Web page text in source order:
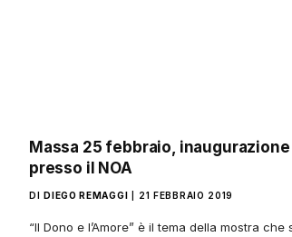
Massa 25 febbraio,
presso il NOA
DI DIEGO REMAGGI 21 FEBBRAIO 2019
“Il Dono e l’Amore” è il tema della mostra